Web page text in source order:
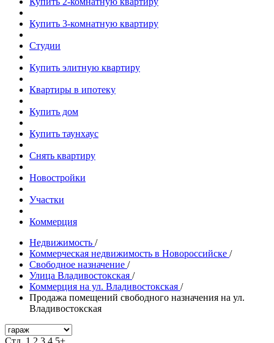
Купить 3-комнатную квартиру
Студии
Купить элитную квартиру
Квартиры в ипотеку
Купить дом
Купить таунхаус
Снять квартиру
Новостройки
Участки
Коммерция
Недвижимость /
Коммерческая недвижимость в Новороссийске /
Свободное назначение /
Улица Владивостокская /
Коммерция на ул. Владивостокская /
Продажа помещений свободного назначения на ул.
Владивостокская
Стд. 1 2 3 4 5+